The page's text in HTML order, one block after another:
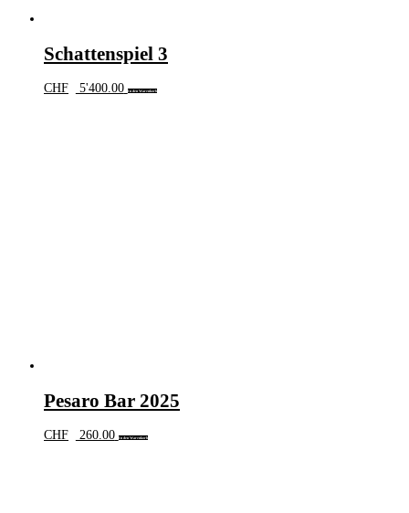
Schattenspiel 3
CHF 5'400.00 In den Warenkorb
Pesaro Bar 2025
CHF 260.00 In den Warenkorb